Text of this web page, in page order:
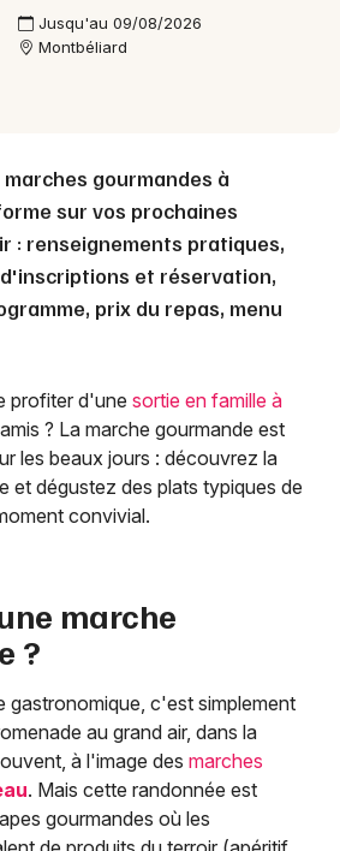
Je m'abonne
Jusqu'au 09/08/2026
Montbéliard
gourmandes à
sur vos prochaines
: renseignements pratiques,
et réservation,
prix du repas, menu
profiter d'une sortie en famille à
? La marche gourmande est
les beaux jours : découvrez la
et dégustez des plats typiques de
convivial.
marche
?
gastronomique, c'est simplement
au grand air, dans la
à l'image des marches
. Mais cette randonnée est
gourmandes où les